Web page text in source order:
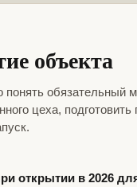
объекта
понять обязательный
цеха, подготовить
открытии в 2026